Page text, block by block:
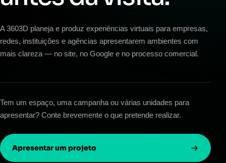
A 3603D planeja e produz experiências virtuais para empresas,
redes, instituições e agências apresentarem ambientes com
mais clareza — no site, no Google e no processo comercial.
Tem um espaço, uma campanha ou várias unidades para
apresentar? Conte brevemente o que pretende realizar.
Apresentar um projeto